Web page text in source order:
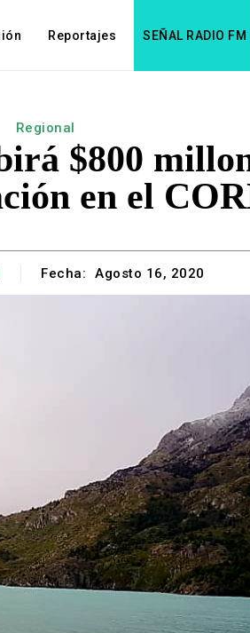
Reportajes SEÑAL RADIO FM
Regional
$800
en el
Fecha: Agosto 16, 2020